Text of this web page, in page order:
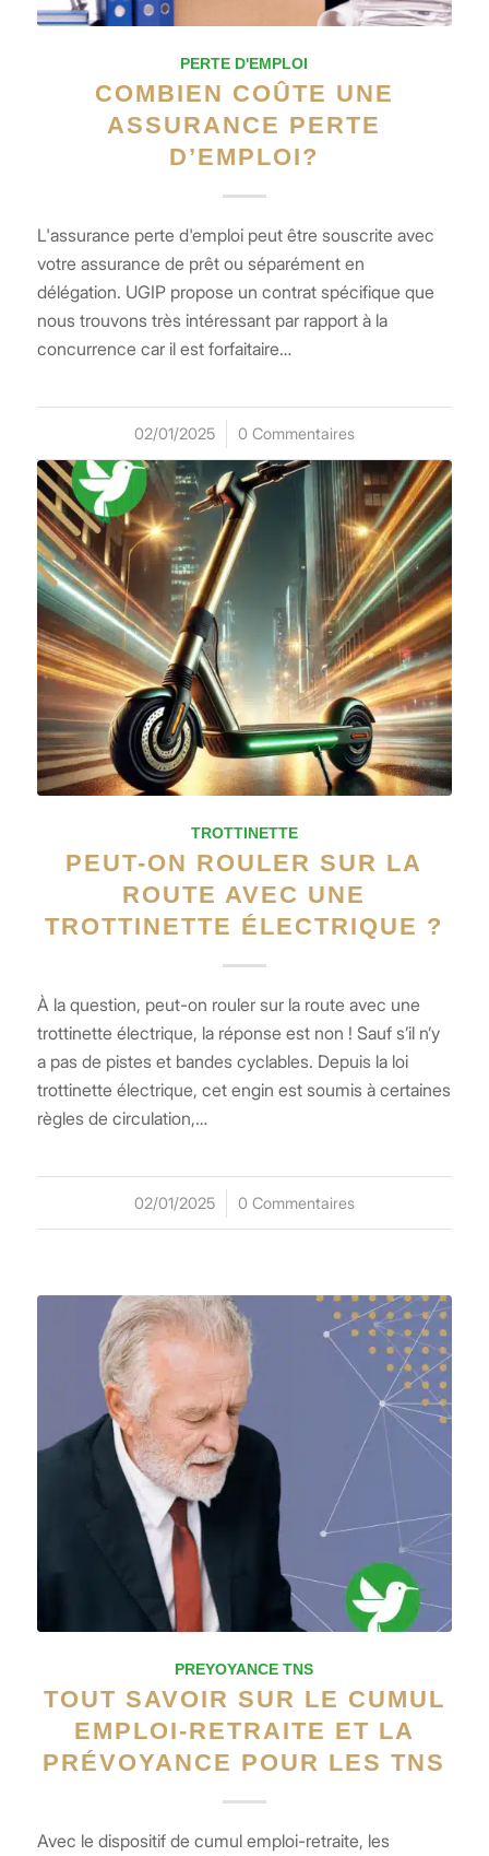
PERTE D'EMPLOI
COMBIEN COÛTE UNE
ASSURANCE PERTE
D’EMPLOI?
L'assurance perte d'emploi peut être souscrite avec
votre assurance de prêt ou séparément en
délégation. UGIP propose un contrat spécifique que
nous trouvons très intéressant par rapport à la
concurrence car il est forfaitaire…
02/01/2025
/ 0 Commentaires
TROTTINETTE
PEUT-ON ROULER SUR LA
ROUTE AVEC UNE
TROTTINETTE ÉLECTRIQUE ?
À la question, peut-on rouler sur la route avec une
trottinette électrique, la réponse est non ! Sauf s’il n’y
a pas de pistes et bandes cyclables. Depuis la loi
trottinette électrique, cet engin est soumis à certaines
règles de circulation,…
02/01/2025
/ 0 Commentaires
PREYOYANCE TNS
TOUT SAVOIR SUR LE CUMUL
EMPLOI-RETRAITE ET LA
PRÉVOYANCE POUR LES TNS
Avec le dispositif de cumul emploi-retraite, les